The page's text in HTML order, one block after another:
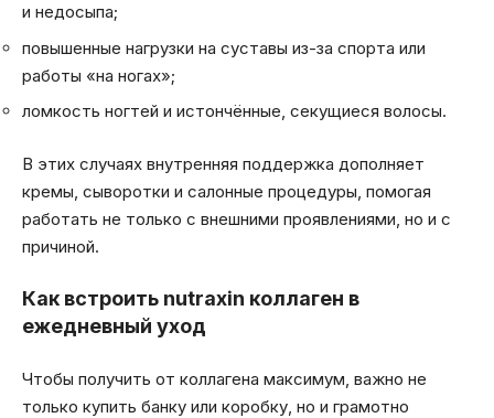
и недосыпа;
повышенные нагрузки на суставы из-за спорта или
работы «на ногах»;
ломкость ногтей и истончённые, секущиеся волосы.
В этих случаях внутренняя поддержка дополняет
кремы, сыворотки и салонные процедуры, помогая
работать не только с внешними проявлениями, но и с
причиной.
Как встроить nutraxin коллаген в
ежедневный уход
Чтобы получить от коллагена максимум, важно не
только купить банку или коробку, но и грамотно